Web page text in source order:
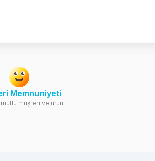
Memnuniyeti
müşteri ve ürün